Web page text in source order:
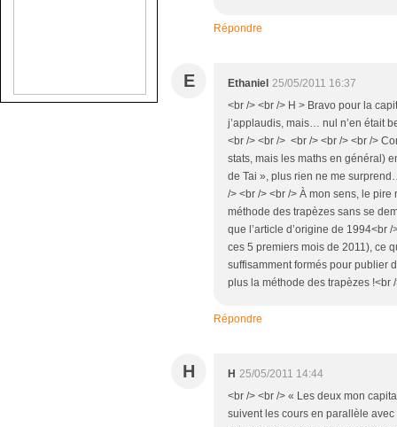
Répondre
E Ethaniel 25/05/2011 16:37
<br /> <br /> H > Bravo pour la
j’applaudis, mais… nul n’en était
<br /> <br /> <br /> <br /> <br />
stats, mais les maths en général)
de Tai », plus rien ne me
/> <br /> <br /> À mon sens, le pire
méthode des trapèzes sans se
que l’article d’origine de 1994<br
ces 5 premiers mois de 2011), ce
suffisamment formés pour publier
plus la méthode des trapèzes !<br
Répondre
H H 25/05/2011 14:44
<br /> <br /> « Les deux mon
suivent les cours en parallèle